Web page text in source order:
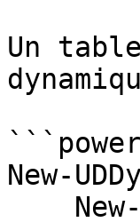
Un
New-